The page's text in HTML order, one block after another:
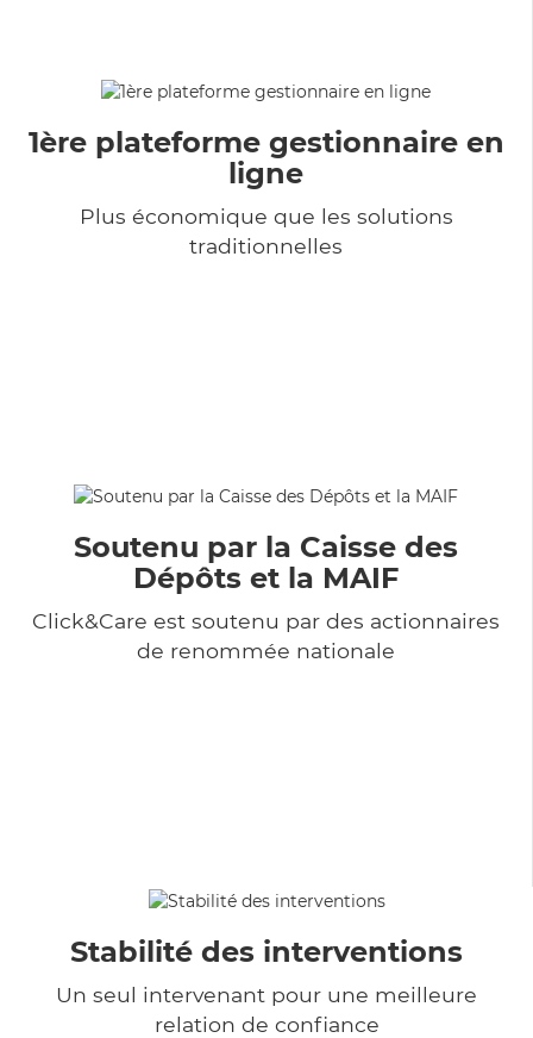
1ère plateforme gestionnaire en
ligne
Plus économique que les solutions
traditionnelles
Soutenu par la Caisse des
Dépôts et la MAIF
Click&Care est soutenu par des actionnaires
de renommée nationale
Stabilité des interventions
Un seul intervenant pour une meilleure
relation de confiance